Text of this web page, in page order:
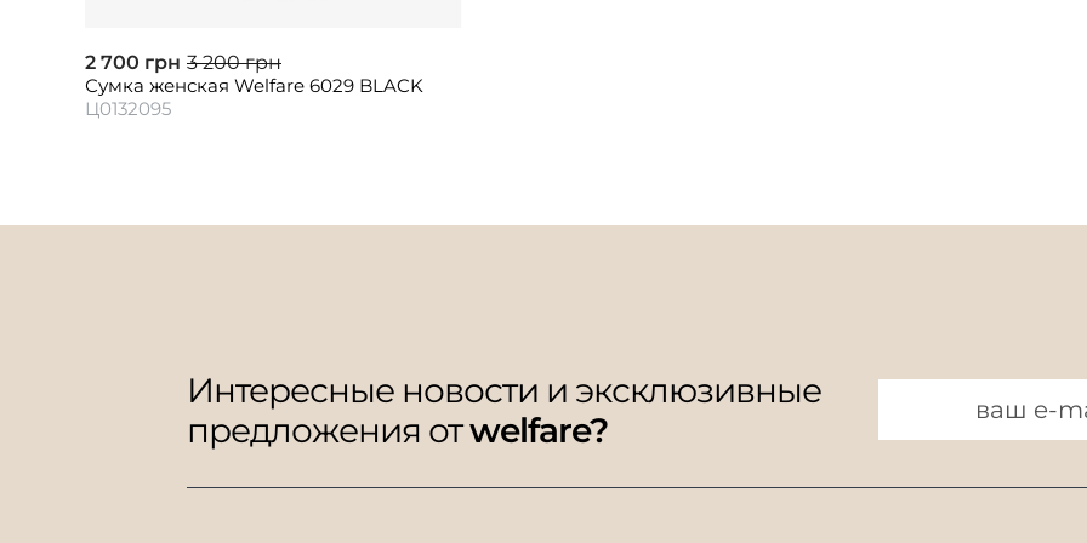
2 700 грн 3 200 грн
Сумка женская Welfare 6029 BLACK
Ц0132095
Интересные новости и эксклюзивные
предложения отwelfare?